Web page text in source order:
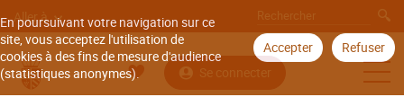
En poursuivant votre navigation sur ce
site, vous acceptez l'utilisation de
cookies à des fins de mesure d'audience
(statistiques anonymes).
Accepter Refuser
Aller à
Se connecter